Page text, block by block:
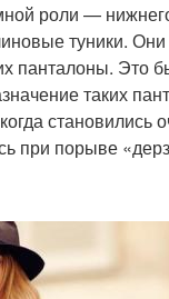
роли —
туники. Они
панталоны. Это
таких
становились
при порыве